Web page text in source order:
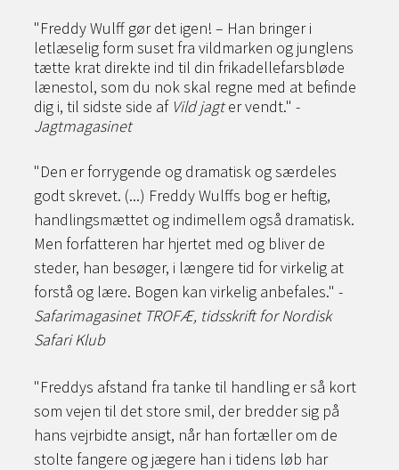
"Freddy Wulff gør det igen! – Han bringer i
letlæselig form suset fra vildmarken og junglens
tætte krat direkte ind til din frikadellefarsbløde
lænestol, som du nok skal regne med at befinde
dig i, til sidste side af Vild jagter vendt." ­-
Jagtmagasinet
"Den er forrygende og dramatisk og særdeles
godt skrevet. (...) Freddy Wulffs bog er heftig,
handlingsmættet og indimellem også dramatisk.
Men forfatteren har hjertet med og bliver de
steder, han besøger, i længere tid for virkelig at
forstå og lære. Bogen kan virkelig anbefales." -
Safarimagasinet TROFÆ, tidsskrift for Nordisk
Safari Klub
"Freddys afstand fra tanke til handling er så kort
som vejen til det store smil, der bredder sig på
hans vejrbidte ansigt, når han fortæller om de
stolte fangere og jægere han i tidens løb har